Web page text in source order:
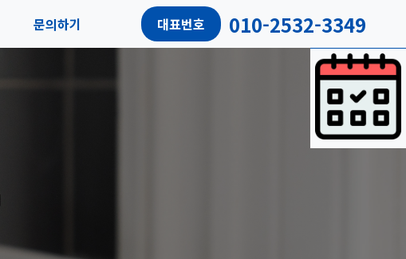
문의하기 대표번호 010-2532-3349